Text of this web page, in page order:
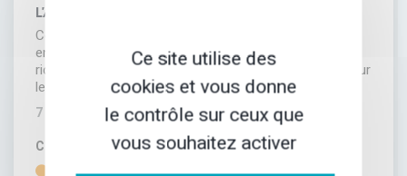
L'ALSACE À VÉLO EN FAMILLE
Ce séjour vous mènera sur les routes alsaciennes,
entre Strasbourg et Colmar, deux villes magiques au
riche patrimoine. Le circuit est spécialement pensé pour
les familles et emprunte une partie de la véloroute du…
7 JOURS
CONFORT
DIFFICULTÉ
Ce site utilise des
cookies et vous donne
le contrôle sur ceux que
vous souhaitez activer